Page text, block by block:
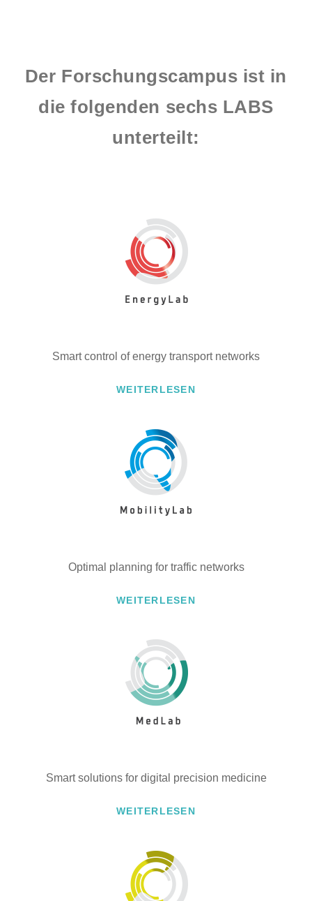
Der Forschungscampus ist in
die folgenden sechs LABS
unterteilt:
Smart control of energy transport networks
WEITERLESEN
Optimal planning for traffic networks
WEITERLESEN
Smart solutions for digital precision medicine
WEITERLESEN